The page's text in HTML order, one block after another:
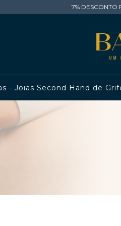
7% DESCONTO
- Joias Second Hand de